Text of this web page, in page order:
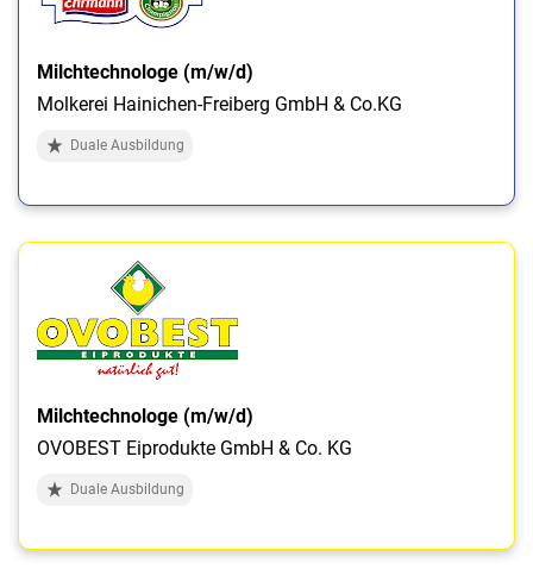
Milchtechnologe (m/w/d)
Molkerei Hainichen-Freiberg GmbH & Co.KG
Duale Ausbildung
Milchtechnologe (m/w/d)
OVOBEST Eiprodukte GmbH & Co. KG
Duale Ausbildung